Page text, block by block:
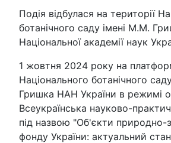
Подія відбулася на території
ботанічного саду імені М.М.
Національної академії наук
1 жовтня 2024 року на
Національного ботанічного
Гришка НАН України в режимі
Всеукраїнська науково-
під назвою "Об'єкти природно-
фонду України: актуальний